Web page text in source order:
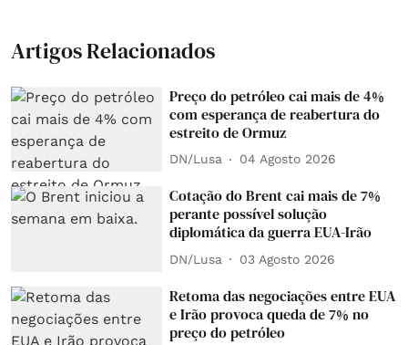
Artigos Relacionados
Preço do petróleo cai mais de 4%
com esperança de reabertura do
estreito de Ormuz
DN/Lusa 04 Agosto 2026
Cotação do Brent cai mais de 7%
perante possível solução
diplomática da guerra EUA-Irão
DN/Lusa 03 Agosto 2026
Retoma das negociações entre EUA
e Irão provoca queda de 7% no
preço do petróleo